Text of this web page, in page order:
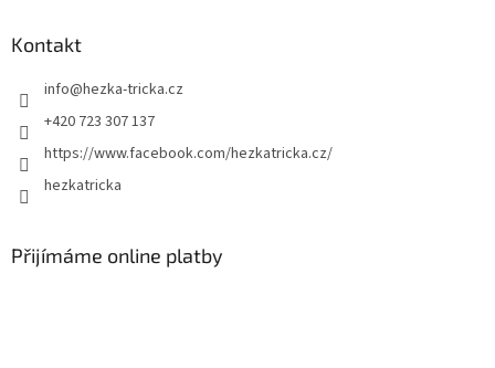
Kontakt
info@hezka-tricka.cz
+420 723 307 137
https://www.facebook.com/hezkatricka.cz/
hezkatricka
Přijímáme online platby